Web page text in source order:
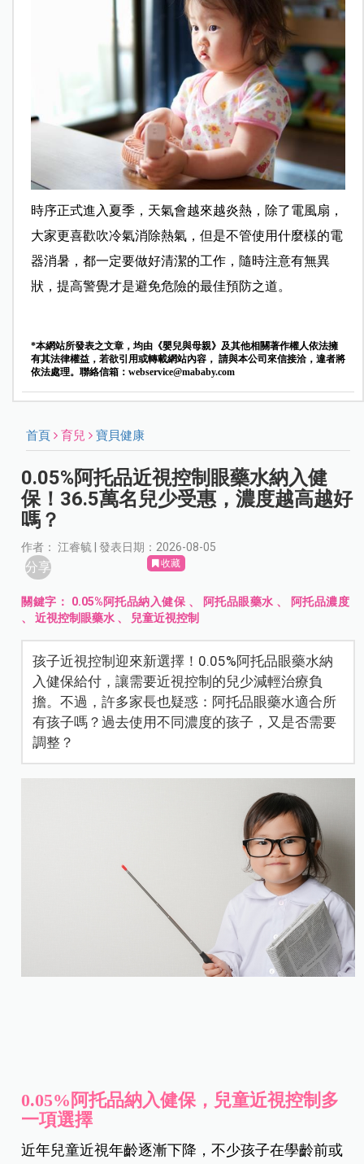
時序正式進入夏季，天氣會越來越炎熱，除了電風扇，
大家更喜歡吹冷氣消除熱氣，但是不管使用什麼樣的電
器消暑，都一定要做好清潔的工作，隨時注意有無異
狀，提高警覺才是避免危險的最佳預防之道。
*本網站所發表之文章，均由《嬰兒與母親》及其他相關著作權人依法擁
有其法律權益，若欲引用或轉載網站內容， 請與本公司來信接洽，違者將
依法處理。聯絡信箱： webservice@mababy.com
首頁 育兒 寶貝健康
0.05%阿托品近視控制眼藥水納入健
保！36.5萬名兒少受惠，濃度越高越好
嗎？
作者： 江睿毓 | 發表日期：2026-08-05
分享 收藏
關鍵字： 0.05%阿托品納入健保 、 阿托品眼藥水 、
阿托品濃度
、近視控制眼藥水 、 兒童近視控制
孩子近視控制迎來新選擇！0.05%阿托品眼藥水納
入健保給付，讓需要近視控制的兒少減輕治療負
擔。不過，許多家長也疑惑：阿托品眼藥水適合所
有孩子嗎？過去使用不同濃度的孩子，又是否需要
調整？
0.05%阿托品納入健保，兒童近視控制多
一項選擇
近年兒童近視年齡逐漸下降，不少孩子在學齡前或